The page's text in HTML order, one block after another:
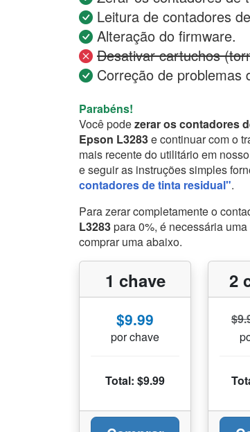
Leitura de contadores
Alteração do firmware.
Desativar cartuchos
Correção de problemas
Parabéns!
Você podezerar os contadores
Epson L3283e continuar com o
mais recente do utilitário em
e seguir as instruções simples
contadores de tinta residual".
Para zerar completamente o
L3283para 0%, é necessária
comprar uma abaixo.
1 chave
$9.99
por chave
Total: $9.99
2